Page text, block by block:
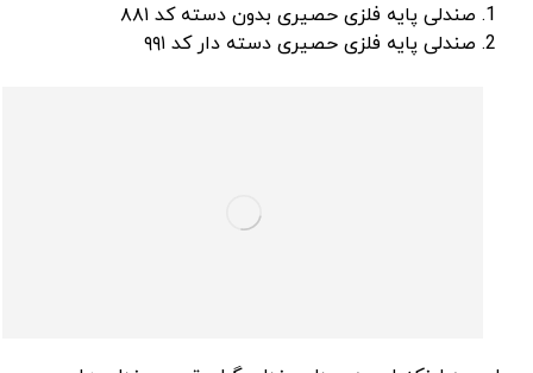
صندلی پایه فلزی حصیری بدون دسته کد ۸۸۱
صندلی پایه فلزی حصیری دسته دار کد ۹۹۱